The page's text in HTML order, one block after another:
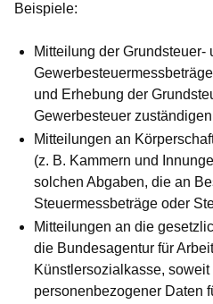
Beispiele:
Mitteilung der Grundsteuer-
und Erhebung der
Gewerbesteuer
Mitteilungen an
(z. B. Kammern und
solchen Abgaben, die an
Steuermessbeträge oder
Mitteilungen an die
die Bundesagentur für
Künstlersozialkasse,
personenbezogener Daten